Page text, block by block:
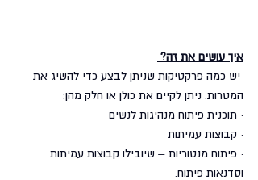
איך עושים את זה?
יש כמה פרקטיקות שניתן לבצע כדי להשיג את
המטרות. ניתן לקיים את כולן או חלק מהן:
· תוכנית פיתוח מנהיגות לנשים
· קבוצות עמיתות
· פיתוח מנטוריות – שיובילו קבוצות עמיתות
וסדנאות פיתוח.